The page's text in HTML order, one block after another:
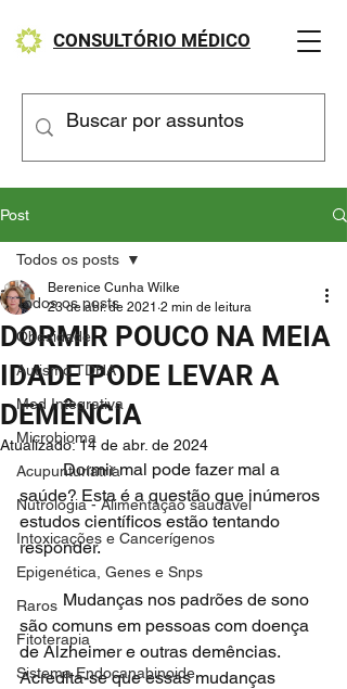
CONSULTÓRIO MÉDICO
Post
Todos os posts
Obesidade
Autismo TDHA
Med Integrativa
Microbioma
Acupunturiatria
Nutrologia - Alimentação saudável
Intoxicações e Cancerígenos
Epigenética, Genes e Snps
Raros
Fitoterapia
Sistema Endocanabinoide
Todos os posts
DORMIR POUCO NA MEIA
IDADE PODE LEVAR A
DEMÊNCIA
Berenice Cunha Wilke
23 de abr. de 2021 2 min de leitura
Atualizado:14 de abr. de 2024
	Dormir mal pode fazer mal a
saúde? Esta é a questão que inúmeros
estudos científicos estão tentando
responder.
	Mudanças nos padrões de sono
são comuns em pessoas com doença
de Alzheimer e outras demências.
Acredita-se que essas mudanças